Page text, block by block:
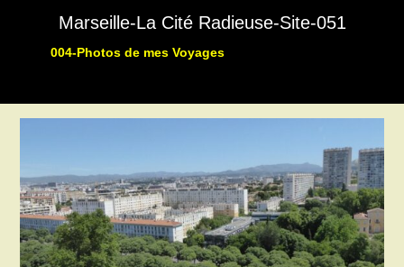
Marseille-La Cité Radieuse-Site-051
004-Photos de mes Voyages